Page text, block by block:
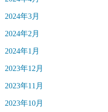
2024年3月
2024年2月
2024年1月
2023年12月
2023年11月
2023年10月